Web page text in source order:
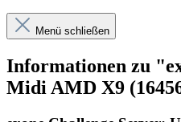
Menü schließen
Informationen zu
Midi AMD X9